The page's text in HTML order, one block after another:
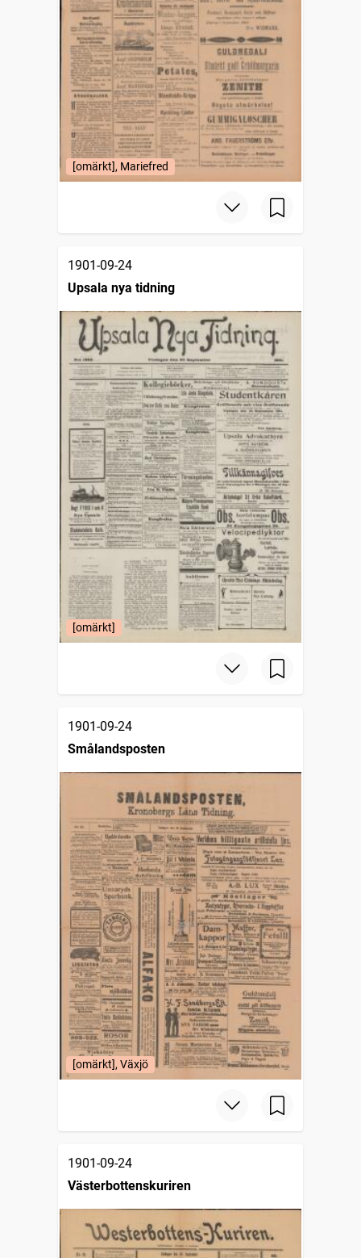
[omärkt], Mariefred
1901-09-24
Upsala nya tidning
[omärkt]
1901-09-24
Smålandsposten
[omärkt], Växjö
1901-09-24
Västerbottenskuriren